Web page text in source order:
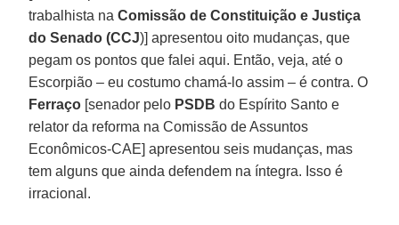
trabalhista naComissão de Constituição e Justiça
do Senado (CCJ)] apresentou oito mudanças, que
pegam os pontos que falei aqui. Então, veja, até o
Escorpião – eu costumo chamá-lo assim – é contra. O
Ferraço [senador pelo PSDB do Espírito Santo e
relator da reforma na Comissão de Assuntos
Econômicos-CAE] apresentou seis mudanças, mas
tem alguns que ainda defendem na íntegra. Isso é
irracional.